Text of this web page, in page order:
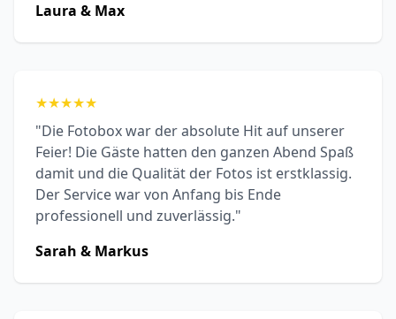
Laura & Max
★★★★★
"Die Fotobox war der absolute Hit auf unserer
Feier! Die Gäste hatten den ganzen Abend Spaß
damit und die Qualität der Fotos ist erstklassig.
Der Service war von Anfang bis Ende
professionell und zuverlässig."
Sarah & Markus